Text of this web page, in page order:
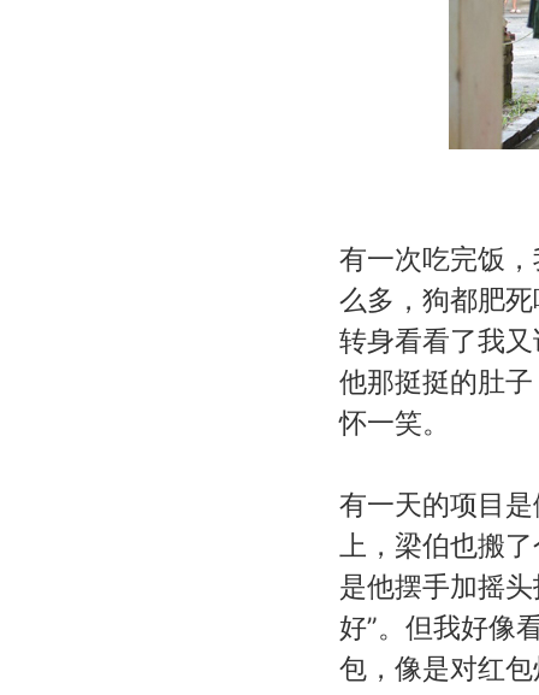
有一次吃完饭
么多，狗都肥
转身看看了我
他那挺挺的肚
怀一笑。
有一天的项目
上，梁伯也搬
是他摆手加摇
好”。但我好像
包，像是对红